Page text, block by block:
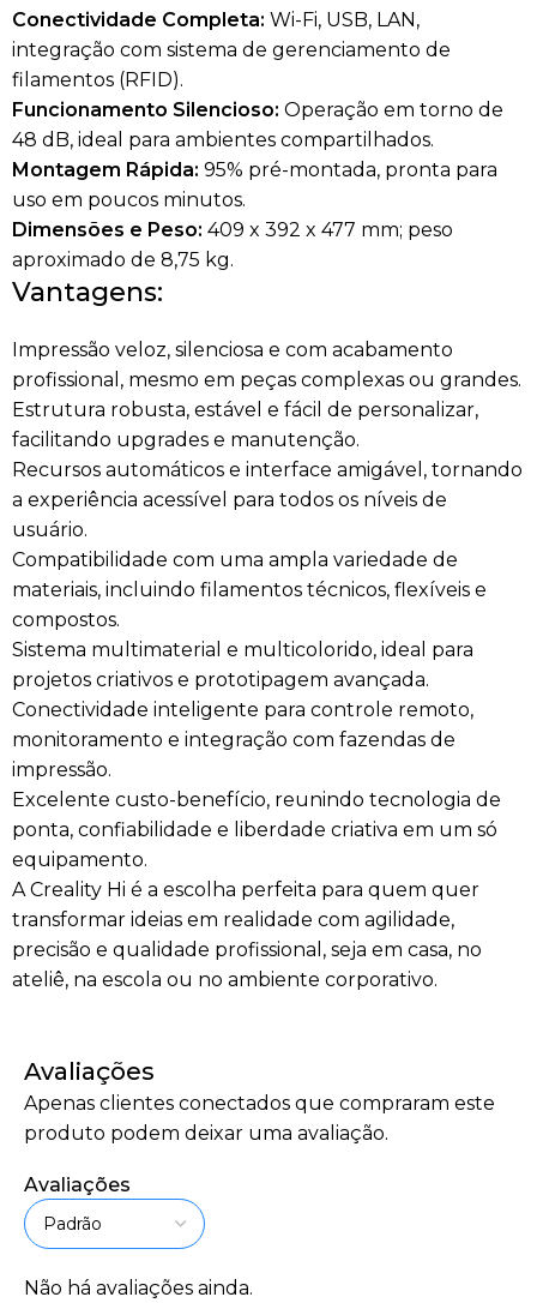
Conectividade Completa: Wi-Fi, USB, LAN,
integração com sistema de gerenciamento de
filamentos (RFID).
Funcionamento Silencioso: Operação em torno de
48 dB, ideal para ambientes compartilhados.
Montagem Rápida: 95% pré-montada, pronta para
uso em poucos minutos.
Dimensões e Peso: 409 x 392 x 477 mm; peso
aproximado de 8,75 kg.
Vantagens:
Impressão veloz, silenciosa e com acabamento
profissional, mesmo em peças complexas ou grandes.
Estrutura robusta, estável e fácil de personalizar,
facilitando upgrades e manutenção.
Recursos automáticos e interface amigável, tornando
a experiência acessível para todos os níveis de
usuário.
Compatibilidade com uma ampla variedade de
materiais, incluindo filamentos técnicos, flexíveis e
compostos.
Sistema multimaterial e multicolorido, ideal para
projetos criativos e prototipagem avançada.
Conectividade inteligente para controle remoto,
monitoramento e integração com fazendas de
impressão.
Excelente custo-benefício, reunindo tecnologia de
ponta, confiabilidade e liberdade criativa em um só
equipamento.
A Creality Hi é a escolha perfeita para quem quer
transformar ideias em realidade com agilidade,
precisão e qualidade profissional, seja em casa, no
ateliê, na escola ou no ambiente corporativo.
Avaliações
Avaliações
Não há avaliações ainda.
Apenas clientes conectados que compraram este
produto podem deixar uma avaliação.